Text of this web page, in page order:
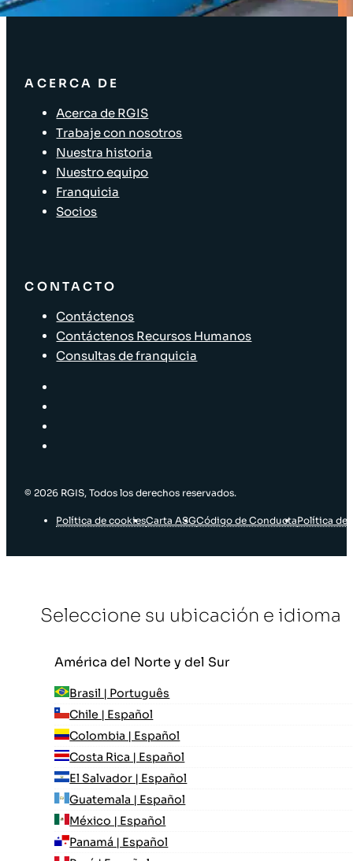
Soluciones para el sector minorista
ACERCA DE
Acerca de RGIS
Trabaje con nosotros
Nuestra historia
Nuestro equipo
Franquicia
Socios
CONTACTO
Contáctenos
Contáctenos Recursos Humanos
Consultas de franquicia
© 2026 RGIS, Todos los derechos reservados.
Política de cookiesCarta ASGCódigo de ConductaPolítica de
Seleccione su ubicación e idioma
América del Norte y del Sur
Brasil | Português
Chile | Español
Colombia | Español
Costa Rica | Español
El Salvador | Español
Guatemala | Español
México | Español
Panamá | Español